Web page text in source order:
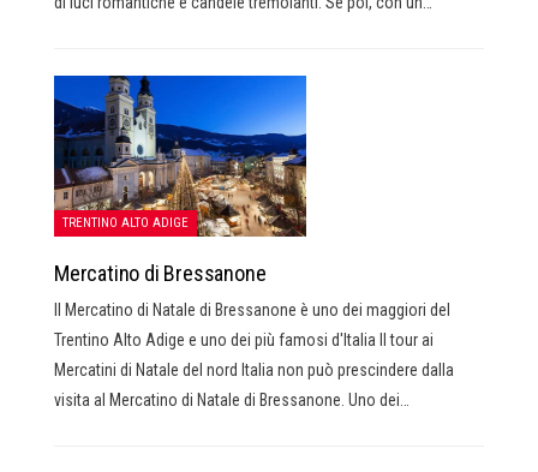
TRENTINO ALTO ADIGE
Mercatino di Bressanone
Il Mercatino di Natale di Bressanone è uno dei maggiori del
Trentino Alto Adige e uno dei più famosi d'Italia Il tour ai
Mercatini di Natale del nord Italia non può prescindere dalla
visita al Mercatino di Natale di Bressanone. Uno dei…